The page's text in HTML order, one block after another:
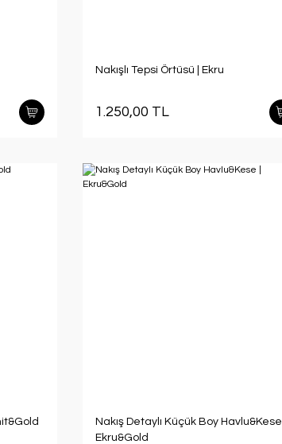
Nakışlı Tepsi Örtüsü | Ekru
1.250,00 TL
Nakış Detaylı Küçük Boy Havlu&Kese |
Ekru&Gold